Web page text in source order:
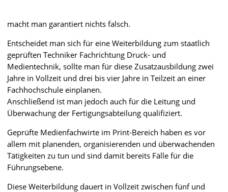
macht man garantiert nichts falsch.
Entscheidet man sich für eine Weiterbildung zum staatlich
geprüften Techniker Fachrichtung Druck- und
Medientechnik, sollte man für diese Zusatzausbildung zwei
Jahre in Vollzeit und drei bis vier Jahre in Teilzeit an einer
Fachhochschule einplanen.
Anschließend ist man jedoch auch für die Leitung und
Überwachung der Fertigungsabteilung qualifiziert.
Geprüfte Medienfachwirte im Print-Bereich haben es vor
allem mit planenden, organisierenden und überwachenden
Tätigkeiten zu tun und sind damit bereits Fälle für die
Führungsebene.
Diese Weiterbildung dauert in Vollzeit zwischen fünf und